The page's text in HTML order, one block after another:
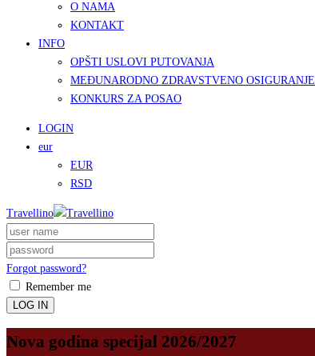
O NAMA
KONTAKT
INFO
OPŠTI USLOVI PUTOVANJA
MEĐUNARODNO ZDRAVSTVENO OSIGURANJE
KONKURS ZA POSAO
LOGIN
eur
EUR
RSD
Travellino
Forgot password?
Remember me
LOG IN
Nova godina specijal 2026/2027